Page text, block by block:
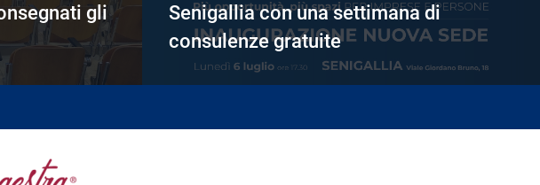
gli
Senigallia con una settimana di
consulenze gratuite